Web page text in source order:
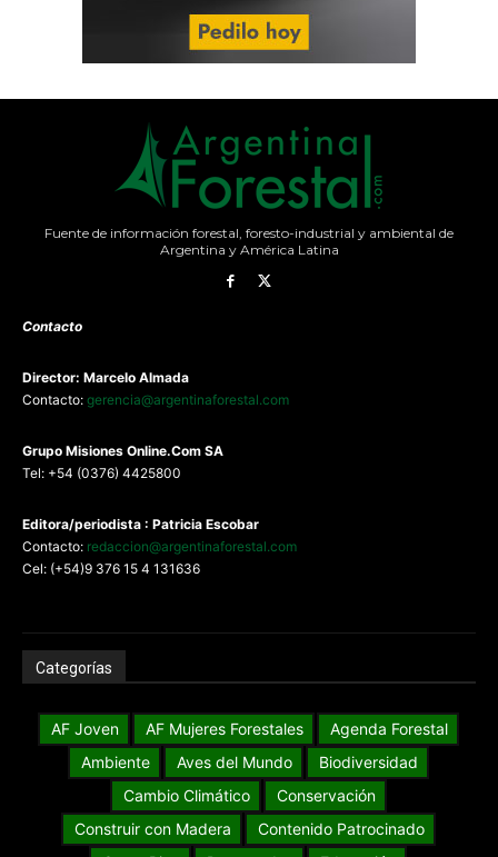
Fuente de información forestal, foresto-industrial y ambiental de
Argentina y América Latina
Contacto
Director: Marcelo Almada
Contacto: gerencia@argentinaforestal.com
Grupo Misiones Online.Com SA
Tel: +54 (0376) 4425800
Editora/periodista : Patricia Escobar
Contacto: redaccion@argentinaforestal.com
Cel: (+54)9 376 15 4 131636
Categorías
AF Joven AF Mujeres Forestales
Agenda Forestal
Ambiente
Aves del Mundo
Biodiversidad
Cambio Climático
Conservación
Construir con Madera
Contenido Patrocinado